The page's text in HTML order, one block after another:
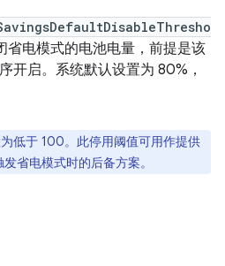
省电模式的电池电量，前提是该
开启。系统默认设置为 80%，
为低于 100。此停用阈值可用作提供
省电模式时的后备方案。